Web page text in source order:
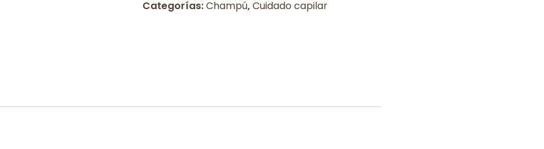
Categorías:Champú,Cuidado capilar